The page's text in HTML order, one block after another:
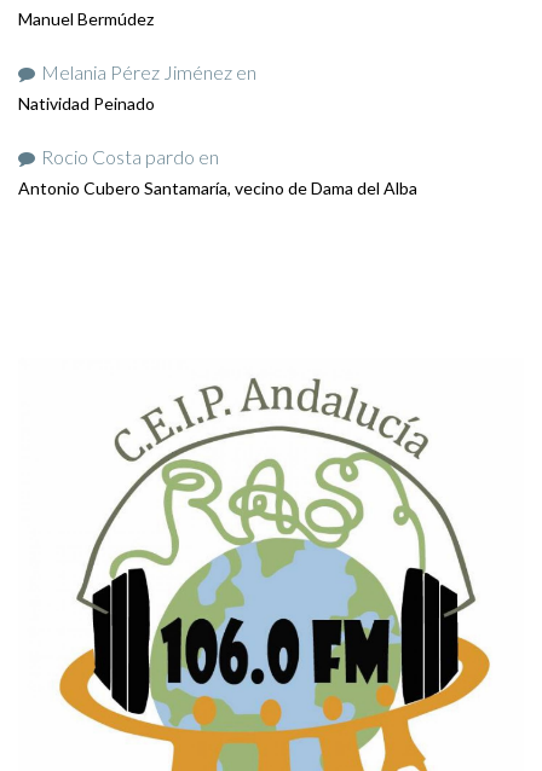
Manuel Bermúdez
Melania Pérez Jiménez en
Natividad Peinado
Rocio Costa pardo en
Antonio Cubero Santamaría, vecino de Dama del Alba